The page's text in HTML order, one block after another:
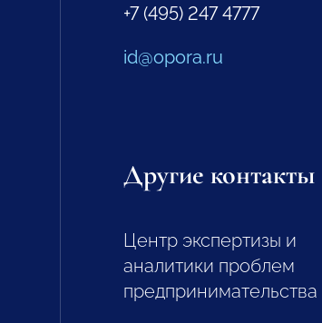
+7 (495) 247 4777
id@opora.ru
Другие контакты
Центр экспертизы и
аналитики проблем
предпринимательства